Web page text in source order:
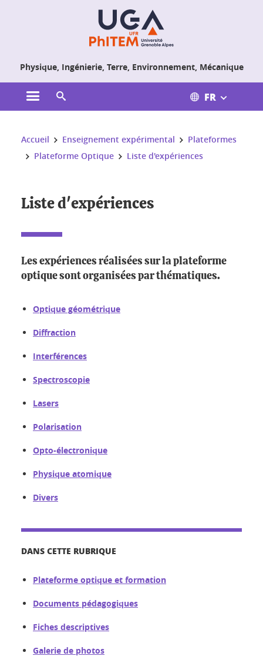
Physique, Ingénierie, Terre, Environnement, Mécanique
Ouvrir le menu principal FR
Vous êtes ici :
Accueil Enseignement expérimental
Plateformes
Plateforme Optique
Liste d'expériences
Liste d'expériences
Les expériences réalisées sur la plateforme
optique sont organisées par thématiques.
Optique géométrique
Diffraction
Interférences
Spectroscopie
Lasers
Polarisation
Opto-électronique
Physique atomique
Divers
DANS CETTE RUBRIQUE
Plateforme optique et formation
Documents pédagogiques
Fiches descriptives
Galerie de photos